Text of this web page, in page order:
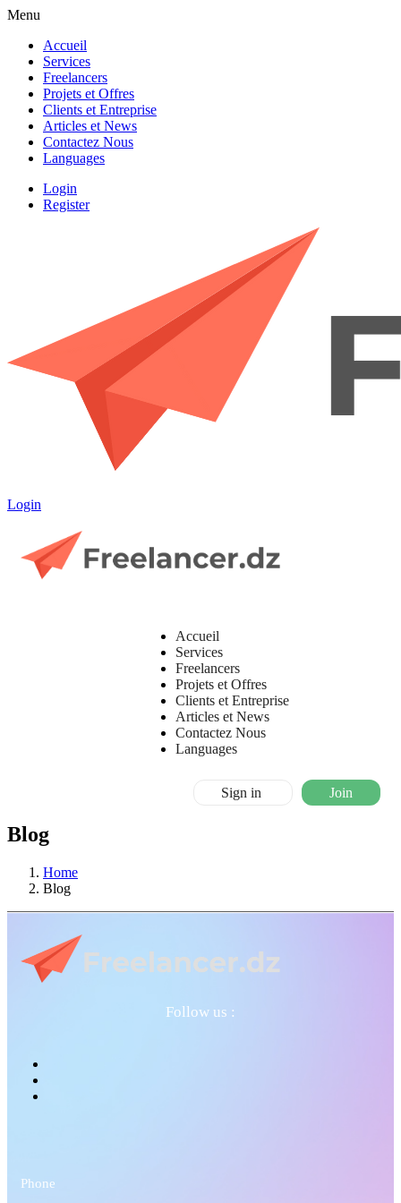
Menu
Accueil
Services
Freelancers
Projets et Offres
Clients et Entreprise
Articles et News
Contactez Nous
Languages
Login
Register
Login
Accueil
Services
Freelancers
Projets et Offres
Clients et Entreprise
Articles et News
Contactez Nous
Languages
Sign in Join
Blog
Home
Blog
Follow us :
Phone